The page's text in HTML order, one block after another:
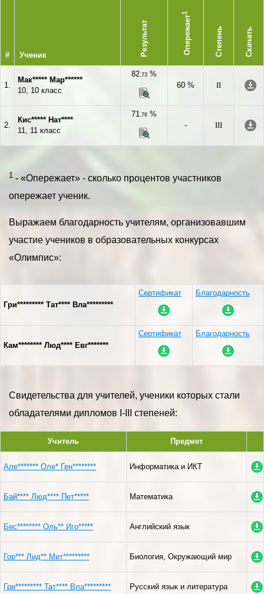
# Ученик Результат Опережает
1
Степень Скачать
1.
Мак***** Мар******
10, 10 класс
82,73 %
60 %
II
2.
Кис***** Нат****
11, 11 класс
71,76 %
-
III
1 - «Опережает» - сколько процентов участников
опережает ученик.
Выражаем благодарность учителям, организовавшим
участие учеников в образовательных конкурсах
«Олимпис»:
Гри********* Тат**** Вла*********
Сертификат Благодарность
Кам******** Люд**** Евг*******
Сертификат Благодарность
Свидетельства для учителей, ученики которых стали
обладателями дипломов I-III степеней:
Учитель Предмет
Але******* Оле* Ген******** Информатика и ИКТ
Бай**** Люд**** Пет***** Математика
Бес******** Оль** Иго***** Английский язык
Гор*** Лид** Мит********* Биология, Окружающий мир
Гри********* Тат**** Вла********* Русский язык и литература